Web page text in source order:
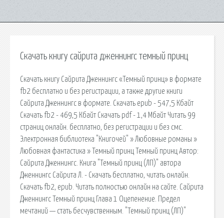
Скачать книгу сайрита дженнингс темный принц
Скачать книгу Сайрита Дженнингс «Темный принц» в формате
fb2 бесплатно и без регистрации, а также другие книги
Сайрита Дженнингс в формате. Cкачать epub - 547,5 Кбайт
Cкачать fb2 - 469,5 Кбайт Cкачать pdf - 1,4 Мбайт Читать 99
страниц онлайн. бесплатно, без регистрации и без смс.
Электронная библиотека "Книгочей" » Любовные романы »
Любовная фантастика » Темный принц Темный принц Автор:
Сайрита Дженнингс. Книга "Темный принц (ЛП)" автора
Дженнингс Сайрита Л. - Скачать бесплатно, читать онлайн.
Скачать fb2, epub. Читать полностью онлайн на сайте. Сайрита
Дженнингс Темный принц Глава 1 Оцепенение. Предел
мечтаний — стать бесчувственным. "Темный принц (ЛП)"